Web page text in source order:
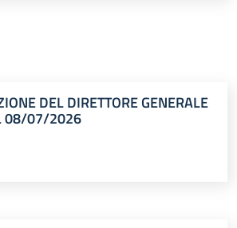
DEL DIRETTORE GENERALE
08/07/2026